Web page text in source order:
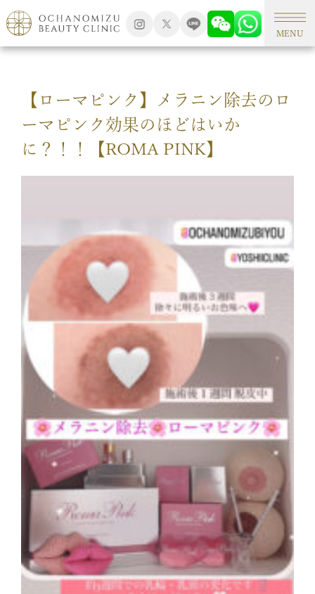
MENU
TOP アートメイク
【ローマピンク】メラニン除去のロ
ーマピンク効果のほどはいか
に？！！【ROMA PINK】